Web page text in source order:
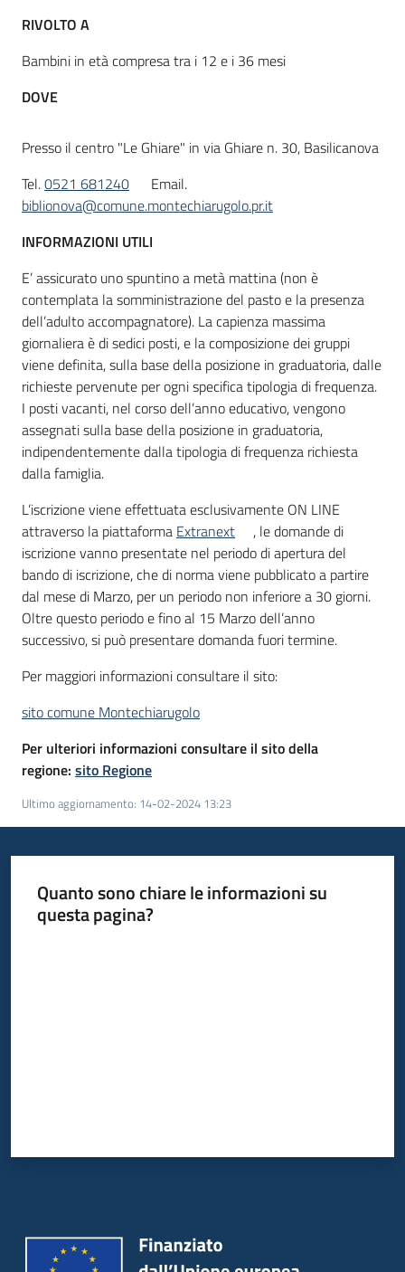
RIVOLTO A
Bambini in età compresa tra i 12 e i 36 mesi
DOVE
Presso il centro "Le Ghiare" in via Ghiare n. 30, Basilicanova
Tel.0521 681240
Email.
biblionova@comune.montechiarugolo.pr.it
INFORMAZIONI UTILI
E’ assicurato uno spuntino a metà mattina (non è
contemplata la somministrazione del pasto e la presenza
dell’adulto accompagnatore). La capienza massima
giornaliera è di sedici posti, e la composizione dei gruppi
viene definita, sulla base della posizione in graduatoria, dalle
richieste pervenute per ogni specifica tipologia di frequenza.
I posti vacanti, nel corso dell’anno educativo, vengono
assegnati sulla base della posizione in graduatoria,
indipendentemente dalla tipologia di frequenza richiesta
dalla famiglia.
L’iscrizione viene effettuata esclusivamente ON LINE
attraverso la piattaforma Extranext
, le domande di
iscrizione vanno presentate nel periodo di apertura del
bando di iscrizione, che di norma viene pubblicato a partire
dal mese di Marzo, per un periodo non inferiore a 30 giorni.
Oltre questo periodo e fino al 15 Marzo dell’anno
successivo, si può presentare domanda fuori termine.
Per maggiori informazioni consultare il sito:
sito comune Montechiarugolo
Per ulteriori informazioni consultare il sito della
regione: sito Regione
Ultimo aggiornamento: 14-02-2024 13:23
Quanto sono chiare le informazioni su
questa pagina?